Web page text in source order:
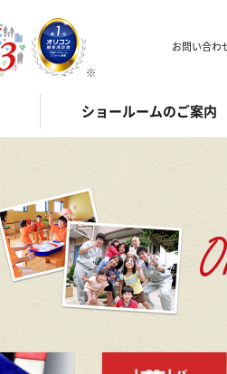
ショールームのご案内
お問い合わ